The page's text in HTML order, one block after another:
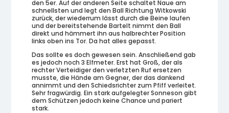
den 5er. Auf der anderen Seite schaltet Naue am
schnellsten und legt den Ball Richtung Witkowski
zurück, der wiederrum lässt durch die Beine laufen
und der bereitstehende Bartelt nimmt den Ball
direkt und hämmert ihn aus halbrechter Position
links oben ins Tor. Da hat alles gepasst.
Das sollte es doch gewesen sein. Anschließend gab
es jedoch noch 3 Elfmeter. Erst hat Groß, der als
rechter Verteidiger den verletzten Ruf ersetzen
musste, die Hände am Gegner, der das dankend
annimmt und den Schiedsrichter zum Pfiff verleitet.
Sehr fragwürdig. Ein stark aufgelegter Sonneson gibt
dem Schützen jedoch keine Chance und pariert
stark.